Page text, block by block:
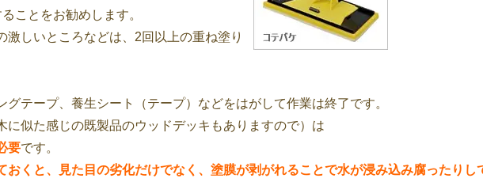
ことをお勧めします。
激しいところなどは、2回以上の重ね塗り
グテープ、養生シート（テープ）などをはがして作業は終了です。
に似た感じの既製品のウッドデッキもありますので）は
要です。
おくと、見た目の劣化だけでなく、塗膜が剥がれることで水が浸み込み腐ったりし